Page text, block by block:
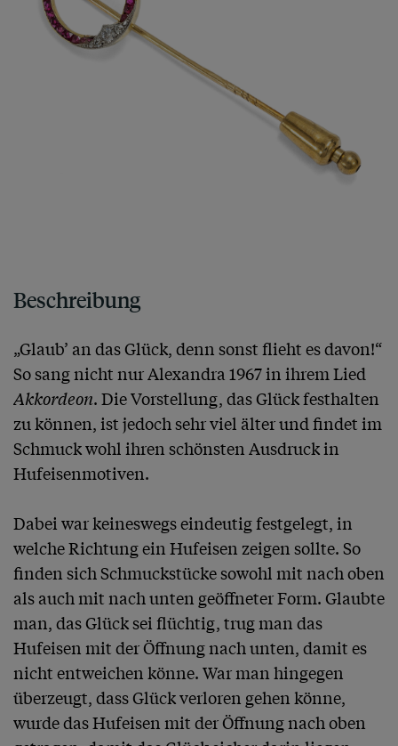
Beschreibung
„Glaub’ an das Glück, denn sonst flieht es davon!“
Akkordeon. Die Vorstellung, das Glück festhalten
zu können, ist jedoch sehr viel älter und findet im
Schmuck wohl ihren schönsten Ausdruck in
Hufeisenmotiven.
Dabei war keineswegs eindeutig festgelegt, in
welche Richtung ein Hufeisen zeigen sollte. So
finden sich Schmuckstücke sowohl mit nach oben
als auch mit nach unten geöffneter Form. Glaubte
man, das Glück sei flüchtig, trug man das
Hufeisen mit der Öffnung nach unten, damit es
nicht entweichen könne. War man hingegen
überzeugt, dass Glück verloren gehen könne,
wurde das Hufeisen mit der Öffnung nach oben